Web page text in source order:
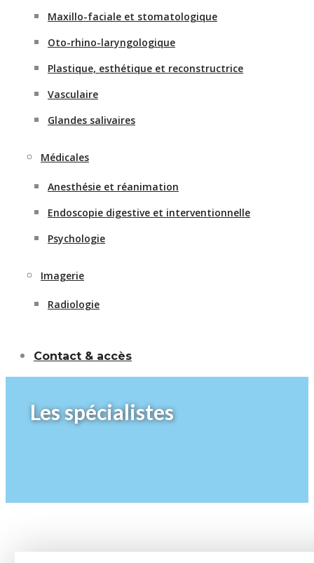
Maxillo-faciale et stomatologique
Oto-rhino-laryngologique
Plastique, esthétique et reconstructrice
Vasculaire
Glandes salivaires
Médicales
Anesthésie et réanimation
Endoscopie digestive et interventionnelle
Psychologie
Imagerie
Radiologie
Contact & accès
Les spécialistes